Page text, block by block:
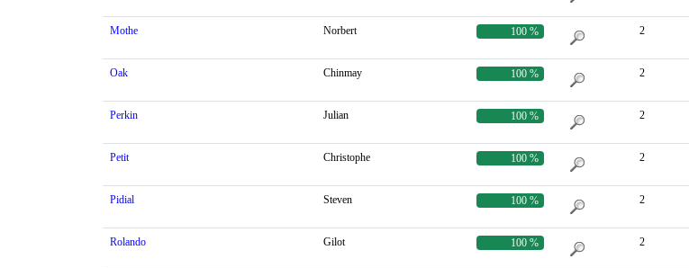
Mothe Norbert 100 % 2
Oak Chinmay 100 % 2
Perkin Julian 100 % 2
Petit Christophe 100 % 2
Pidial Steven 100 % 2
Rolando Gilot 100 % 2